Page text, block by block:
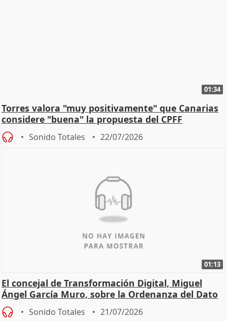
01:34
Torres valora "muy positivamente" que Canarias
considere "buena" la propuesta del CPFF
Sonido Totales 22/07/2026
01:13
El concejal de Transformación Digital, Miguel
Ángel García Muro, sobre la Ordenanza del Dato
Sonido Totales 21/07/2026